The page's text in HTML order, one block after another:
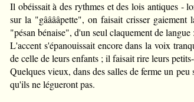
Il obéissait à des rythmes et des lois antiques -
sur la "gââââpette", on faisait crisser
"pésan bénaise", d'un seul claquement de
L'accent s'épanouissait encore dans la voix
de celle de leurs enfants ; il faisait rire leurs
Quelques vieux, dans des salles de ferme un
qu'ils ne légueront pas.